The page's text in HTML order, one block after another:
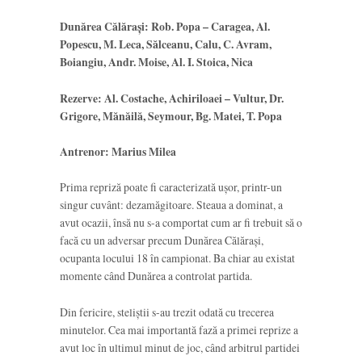
Dunărea Călărași: Rob. Popa – Caragea, Al.
Popescu, M. Leca, Sălceanu, Calu, C. Avram,
Boiangiu, Andr. Moise, Al. I. Stoica, Nica
Rezerve: Al. Costache, Achiriloaei – Vultur, Dr.
Grigore, Mănăilă, Seymour, Bg. Matei, T. Popa
Antrenor: Marius Milea
Prima repriză poate fi caracterizată ușor, printr-un
singur cuvânt: dezamăgitoare. Steaua a dominat, a
avut ocazii, însă nu s-a comportat cum ar fi trebuit să o
facă cu un adversar precum Dunărea Călărași,
ocupanta locului 18 în campionat. Ba chiar au existat
momente când Dunărea a controlat partida.
Din fericire, steliștii s-au trezit odată cu trecerea
minutelor. Cea mai importantă fază a primei reprize a
avut loc în ultimul minut de joc, când arbitrul partidei